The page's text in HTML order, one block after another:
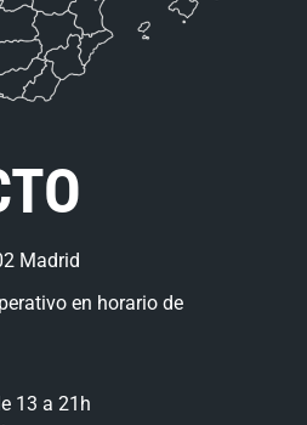
Madrid
en horario de
13 a 21h